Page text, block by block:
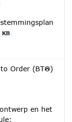
KB
Order (BTO)
en het